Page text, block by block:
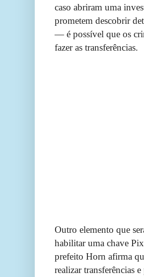
caso abriram uma
prometem descobrir
— é possível que os
fazer as transferências.
Imagem:
Outro elemento que
habilitar uma chave
prefeito Horn afirma
realizar transferências